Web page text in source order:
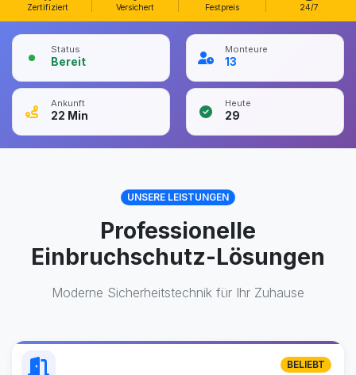
Zertifiziert Versichert Festpreis 24/7
Status
Bereit
Monteure
13
Ankunft
22 Min
Heute
29
UNSERE LEISTUNGEN
Professionelle
Einbruchschutz-Lösungen
Moderne Sicherheitstechnik für Ihr Zuhause
BELIEBT